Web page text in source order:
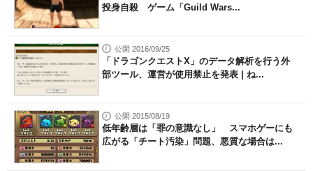
投身自殺 ゲーム「Guild Wars...
公開 2016/09/25
「ドラゴンクエストX」のデータ解析を行う外
部ツール、運営が使用禁止を発表 | ね...
公開 2015/08/19
低年齢層は「罪の意識なし」 スマホゲーにも
広がる「チート汚染」問題、悪質な場合は...